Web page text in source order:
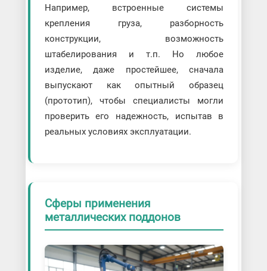
Например, встроенные системы
крепления груза, разборность
конструкции, возможность
штабелирования и т.п. Но любое
изделие, даже простейшее, сначала
выпускают как опытный образец
(прототип), чтобы специалисты могли
проверить его надежность, испытав в
реальных условиях эксплуатации.
Сферы применения
металлических поддонов